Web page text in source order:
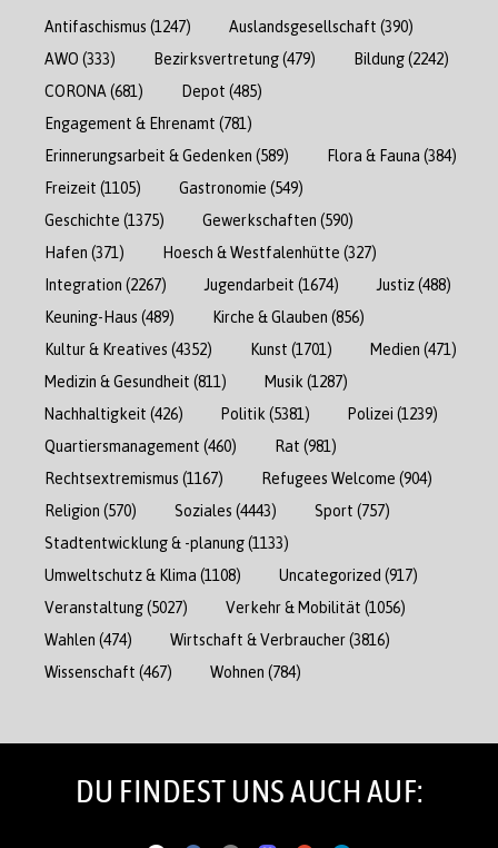
Antifaschismus (1247) Auslandsgesellschaft (390)
AWO (333) Bezirksvertretung(479) Bildung(2242)
CORONA (681) Depot (485)
Engagement & Ehrenamt (781)
Erinnerungsarbeit & Gedenken (589) Flora & Fauna (384)
Freizeit (1105) Gastronomie (549)
Geschichte (1375) Gewerkschaften (590)
Hafen (371) Hoesch & Westfalenhütte (327)
Integration (2267) Jugendarbeit (1674) Justiz(488)
Keuning-Haus (489) Kirche & Glauben (856)
Kultur & Kreatives (4352) Kunst (1701) Medien (471)
Medizin & Gesundheit (811) Musik (1287)
Nachhaltigkeit (426) Politik (5381) Polizei (1239)
Quartiersmanagement (460) Rat (981)
Rechtsextremismus (1167) Refugees Welcome (904)
Religion (570) Soziales (4443) Sport (757)
Stadtentwicklung & -planung(1133)
Umweltschutz & Klima (1108) Uncategorized (917)
Veranstaltung(5027) Verkehr & Mobilität (1056)
Wahlen (474) Wirtschaft & Verbraucher(3816)
Wissenschaft (467) Wohnen (784)
DU FINDEST UNS AUCH AUF: